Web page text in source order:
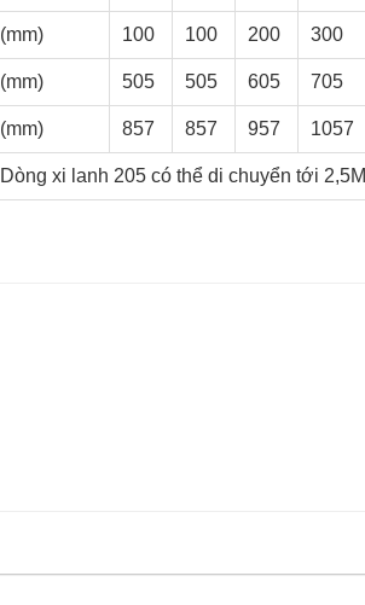
(mm) 100 100 200 300
(mm) 505 505 605 705
(mm) 857 857 957 1057
Dòng xi lanh 205 có thể di chuyển tới 2,5M